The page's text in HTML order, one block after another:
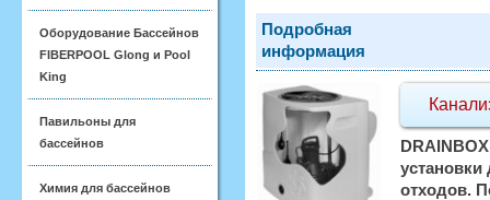
Оборудование Бассейнов
FIBERPOOL Glong и Pool
King
Павильоны для
бассейнов
Химия для бассейнов
Подробная
информация
отходов.